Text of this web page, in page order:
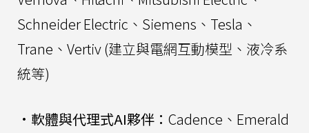
Schneider Electric、Siemens、Tesla、
Trane、Vertiv (建立與電網互動模型、液冷系
統等)
• 軟體與代理式AI夥伴： Cadence、Emerald